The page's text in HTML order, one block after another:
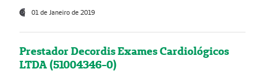
01 de Janeiro de 2019
Prestador Decordis Exames Cardiológicos
LTDA (51004346-0)